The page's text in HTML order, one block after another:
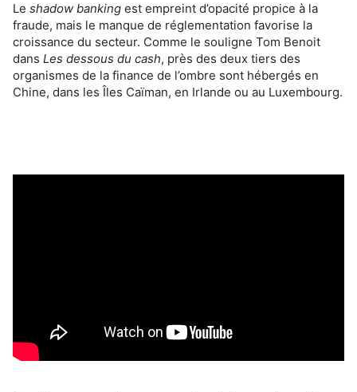
Le shadow banking est empreint d’opacité propice à la
fraude, mais le manque de réglementation favorise la
croissance du secteur. Comme le souligne Tom Benoit
dans Les dessous du cash, près des deux tiers des
organismes de la finance de l’ombre sont hébergés en
Chine, dans les Îles Caïman, en Irlande ou au Luxembourg.